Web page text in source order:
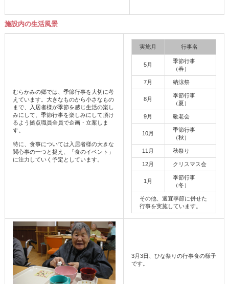
施設内の生活風景
むらかみの郷では、季節行事を大切に考
えています。大きなものから小さなもの
まで、入居者様が季節を感じ生活の楽し
みにして、季節行事を楽しみにして頂け
るよう拠点職員全員で企画・立案しま
す。
特に、食事については入居者様の大きな
関心事の一つと捉え、「食のイベント」
に注力していく予定としています。
実施月 行事名
5月
季節行事
（春）
7月 納涼祭
8月
季節行事
（夏）
9月 敬老会
10月
季節行事
（秋）
11月 秋祭り
12月 クリスマス会
1月
季節行事
（冬）
その他、適宜季節に併せた
行事を実施しています。
3月3日、ひな祭りの行事食の様子
です。